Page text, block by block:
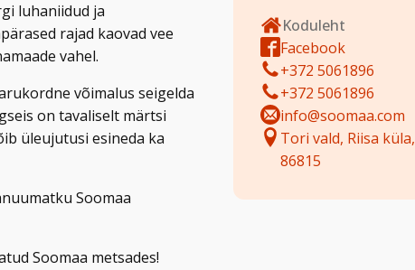
luhaniidud ja
rajad kaovad vee
vahel.
võimalus seigelda
on tavaliselt märtsi
üleujutusi esineda ka
Soomaa
Soomaa metsades!
Koduleht
Facebook
+372 5061896
+372 5061896
info@soomaa.com
Tori vald, Riisa küla,
86815